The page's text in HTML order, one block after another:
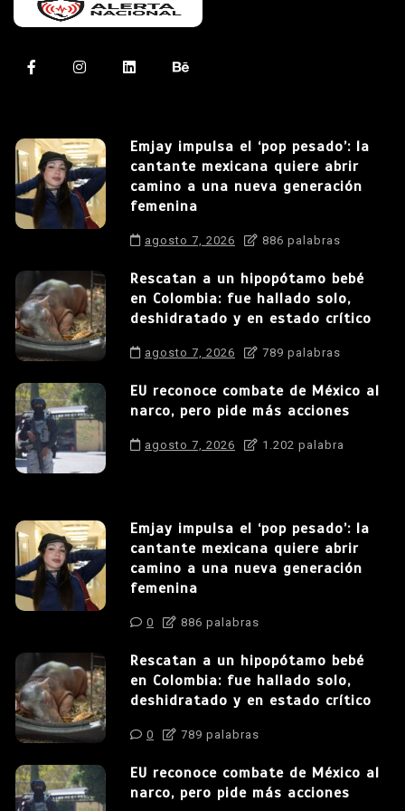
Emjay impulsa el ‘pop pesado’: la
cantante mexicana quiere abrir
camino a una nueva generación
femenina
agosto 7, 2026 886 palabras
Rescatan a un hipopótamo bebé
en Colombia: fue hallado solo,
deshidratado y en estado crítico
agosto 7, 2026 789 palabras
EU reconoce combate de México al
narco, pero pide más acciones
agosto 7, 2026 1.202 palabra
Emjay impulsa el ‘pop pesado’: la
cantante mexicana quiere abrir
camino a una nueva generación
femenina
0 886 palabras
Rescatan a un hipopótamo bebé
en Colombia: fue hallado solo,
deshidratado y en estado crítico
0 789 palabras
EU reconoce combate de México al
narco, pero pide más acciones